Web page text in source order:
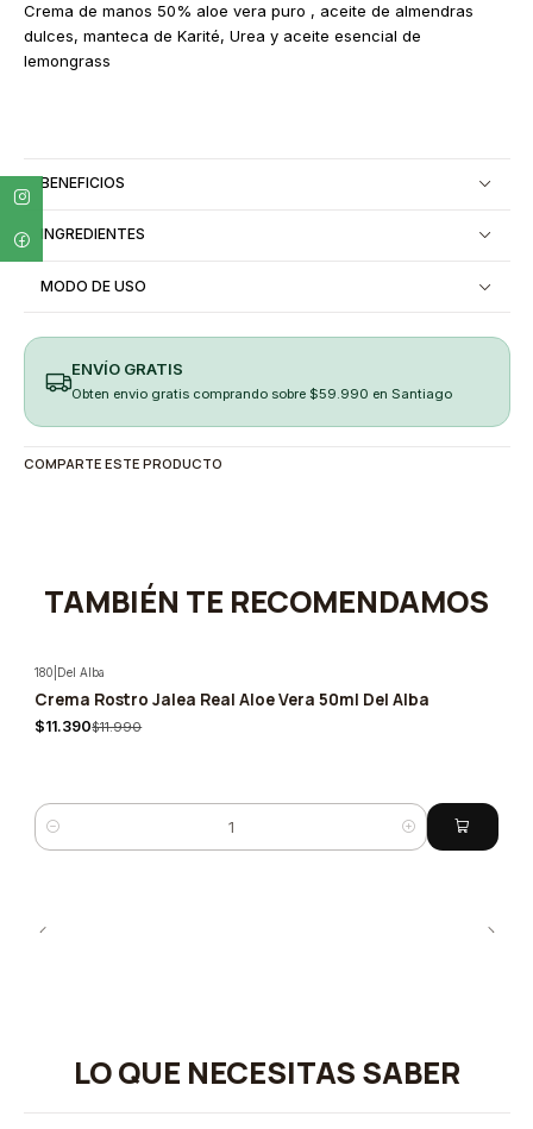
Crema de manos 50% aloe vera puro , aceite de almendras
dulces, manteca de Karité, Urea y aceite esencial de
lemongrass
BENEFICIOS
INGREDIENTES
MODO DE USO
ENVÍO GRATIS
Obten envio gratis comprando sobre $59.990 en Santiago
COMPARTE ESTE PRODUCTO
TAMBIÉN TE RECOMENDAMOS
-5%
180 Del Alba
Crema Rostro Jalea Real Aloe Vera 50ml Del Alba
$11.390$11.990
Cantidad
LO QUE NECESITAS SABER